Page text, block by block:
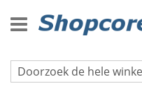
naar
de
iPhone hoesjes